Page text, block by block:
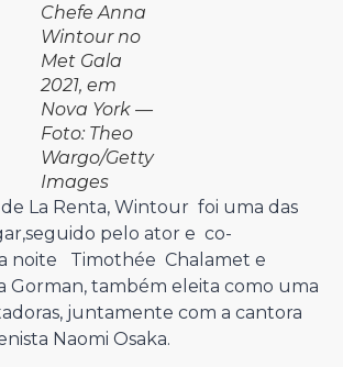
Chefe Anna
Wintour no
Met Gala
2021, em
Nova York —
Foto: Theo
Wargo/Getty
Images
La Renta, Wintour foi uma das
pelo ator e co-
noite Timothée Chalamet e
Gorman, também eleita como uma
juntamente com a cantora
Naomi Osaka.